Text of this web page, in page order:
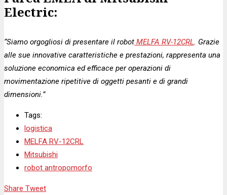
Electric:
“Siamo orgogliosi di presentare il robot MELFA RV-12CRL. Grazie
alle sue innovative caratteristiche e prestazioni, rappresenta una
soluzione economica ed efficace per operazioni di
movimentazione ripetitive di oggetti pesanti e di grandi
dimensioni.”
Tags:
logistica
MELFA RV-12CRL
Mitsubishi
robot antropomorfo
Share Tweet